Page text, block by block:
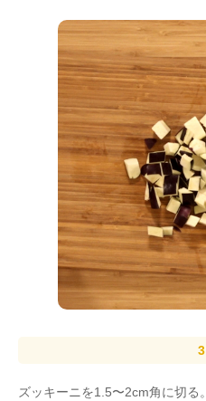
ズッキーニを1.5〜2cm角に切る。